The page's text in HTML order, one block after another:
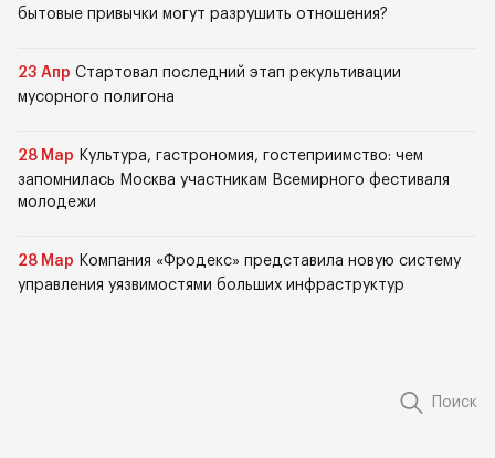
бытовые привычки могут разрушить отношения?
23 Апр Стартовал последний этап рекультивации
мусорного полигона
28 Мар Культура, гастрономия, гостеприимство: чем
запомнилась Москва участникам Всемирного фестиваля
молодежи
28 Мар Компания «Фродекс» представила новую систему
управления уязвимостями больших инфраструктур
Поиск